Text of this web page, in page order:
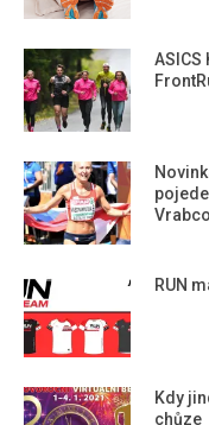
ASICS
RUN
Kdy
chůze